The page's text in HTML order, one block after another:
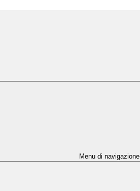
Menu di navigazione